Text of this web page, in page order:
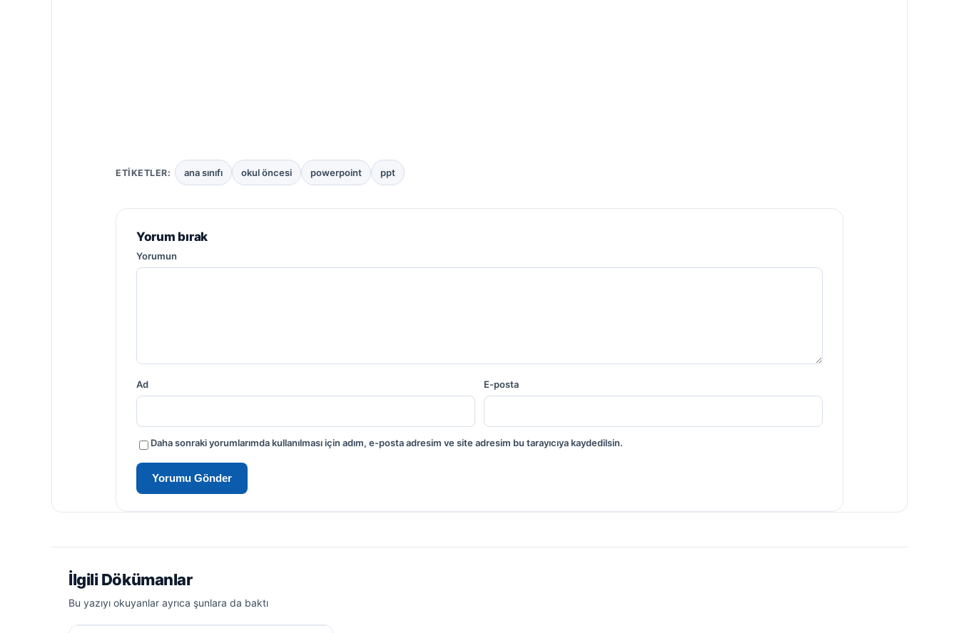
ETIKETLER: ana sınıfı okul öncesi powerpoint ppt
Yorum bırak
Yorumun
Ad E-posta
Daha sonraki yorumlarımda kullanılması için adım, e-posta adresim ve site adresim bu tarayıcıya kaydedilsin.
İlgili Dökümanlar
Bu yazıyı okuyanlar ayrıca şunlara da baktı